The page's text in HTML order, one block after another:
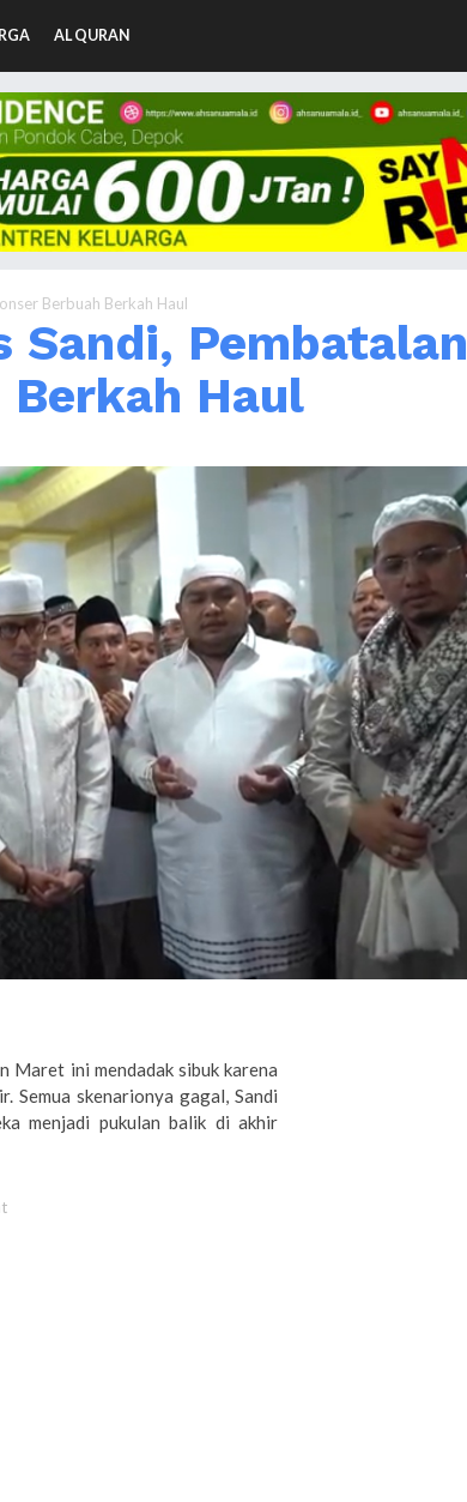
AL QURAN
Berbuah Berkah Haul
Sandi, Pembatalan
Berkah Haul
Maret ini mendadak sibuk karena
Semua skenarionya gagal, Sandi
menjadi pukulan balik di akhir